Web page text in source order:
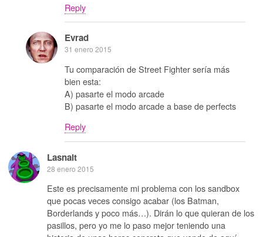
Reply
Evrad
31 enero 2015
Tu comparación de Street Fighter sería más
bien esta:
A) pasarte el modo arcade
B) pasarte el modo arcade a base de perfects
Reply
Lasnait
28 enero 2015
Este es precisamente mi problema con los sandbox
que pocas veces consigo acabar (los Batman,
Borderlands y poco más…). Dirán lo que quieran de los
pasillos, pero yo me lo paso mejor teniendo una